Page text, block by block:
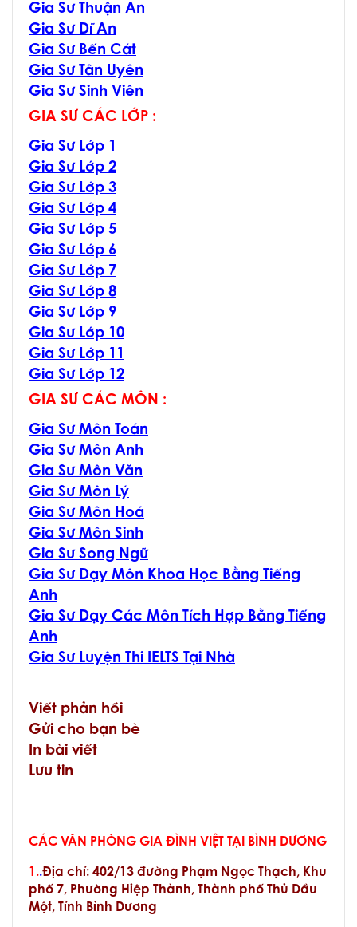
Gia Sư Thuận An
Gia Sư Dĩ An
Gia Sư Bến Cát
Gia Sư Tân Uyên
Gia Sư Sinh Viên
GIA SƯ CÁC LỚP :
Gia Sư Lớp 1
Gia Sư Lớp 2
Gia Sư Lớp 3
Gia Sư Lớp 4
Gia Sư Lớp 5
Gia Sư Lớp 6
Gia Sư Lớp 7
Gia Sư Lớp 8
Gia Sư Lớp 9
Gia Sư Lớp 10
Gia Sư Lớp 11
Gia Sư Lớp 12
GIA SƯ CÁC MÔN :
Gia Sư Môn Toán
Gia Sư Môn Anh
Gia Sư Môn Văn
Gia Sư Môn Lý
Gia Sư Môn Hoá
Gia Sư Môn Sinh
Gia Sư Song Ngữ
Gia Sư Dạy Môn Khoa Học Bằng Tiếng
Anh
Gia Sư Dạy Các Môn Tích Hợp Bằng Tiếng
Anh
Gia Sư Luyện Thi IELTS Tại Nhà
Viết phản hồi
Gửi cho bạn bè
In bài viết
Lưu tin
CÁC VĂN PHÒNG GIA ĐÌNH VIỆT TẠI BÌNH DƯƠNG
1..Địa chỉ: 402/13 đường Phạm Ngọc Thạch, Khu
phố 7, Phường Hiệp Thành, Thành phố Thủ Dầu
Một, Tỉnh Bình Dương